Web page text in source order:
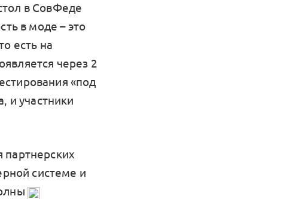
в СовФеде
в моде – это
есть на
через 2
«под
и участники
системе и